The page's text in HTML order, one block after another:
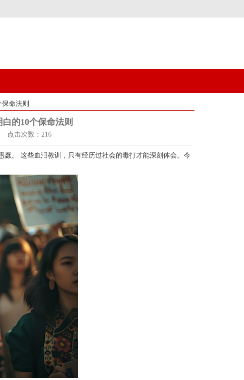
命法则
的10个保命法则
点击次数：216
。 这些血泪教训，只有经历过社会的毒打才能深刻体会。今